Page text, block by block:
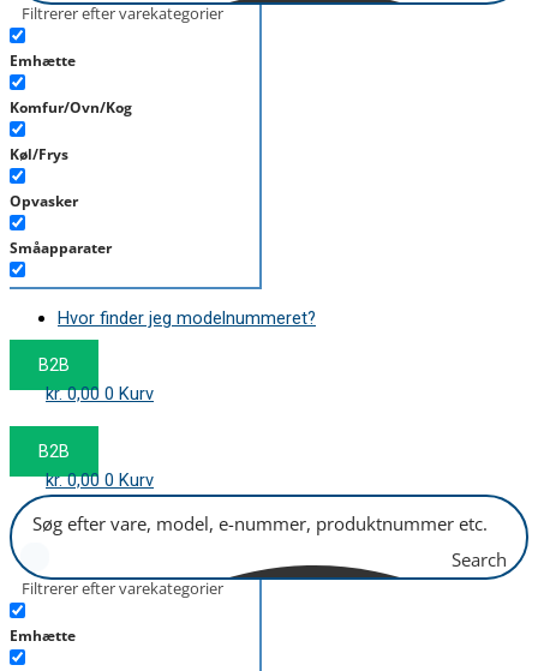
Filtrerer efter varekategorier
Emhætte
Komfur/Ovn/Kog
Køl/Frys
Opvasker
Småapparater
Støvsuger
Tørretumbler
Tilbehør/Plejemidler
Hvor finder jeg modelnummeret?
B2B
kr.0,00 0 Kurv
B2B
kr.0,00 0 Kurv
Search
Filtrerer efter varekategorier
Emhætte